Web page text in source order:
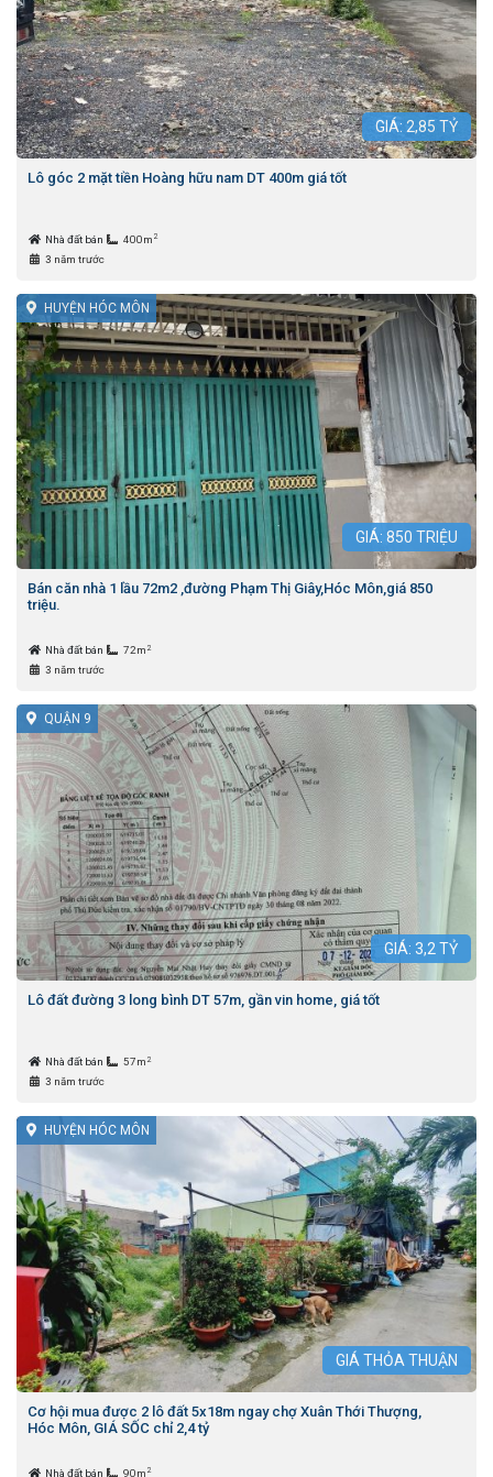
GIÁ: 2,85 TỶ
Lô góc 2 mặt tiền Hoàng hữu nam DT 400m giá tốt
Nhà đất bán 400m 2
3 năm trước
HUYỆN HÓC MÔN
GIÁ: 850 TRIỆU
Bán căn nhà 1 lầu 72m2 ,đường Phạm Thị Giây,Hóc Môn,giá 850
triệu.
Nhà đất bán 72m 2
3 năm trước
QUẬN 9
GIÁ: 3,2 TỶ
Lô đất đường 3 long bình DT 57m, gần vin home, giá tốt
Nhà đất bán 57m 2
3 năm trước
HUYỆN HÓC MÔN
GIÁ THỎA THUẬN
Cơ hội mua được 2 lô đất 5x18m ngay chợ Xuân Thới Thượng,
Hóc Môn, GIÁ SỐC chỉ 2,4 tỷ
Nhà đất bán 90m 2